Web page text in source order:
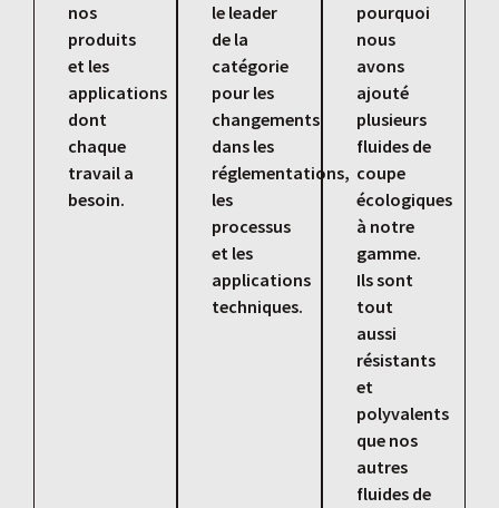
nos
produits
et les
applications
dont
chaque
travail a
besoin.
le leader
de la
catégorie
pour les
changements
dans les
réglementations,
les
processus
et les
applications
techniques.
pourquoi
nous
avons
ajouté
plusieurs
fluides de
coupe
écologiques
à notre
gamme.
Ils sont
tout
aussi
résistants
et
polyvalents
que nos
autres
fluides de